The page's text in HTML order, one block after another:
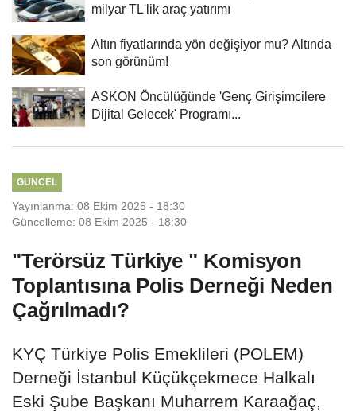
milyar TL'lik araç yatırımı
Altın fiyatlarında yön değişiyor mu? Altında
son görünüm!
ASKON Öncülüğünde 'Genç Girişimcilere
Dijital Gelecek' Programı...
GÜNCEL
Yayınlanma: 08 Ekim 2025 - 18:30
Güncelleme: 08 Ekim 2025 - 18:30
"Terörsüz Türkiye " Komisyon
Toplantısına Polis Derneği Neden
Çağrılmadı?
KYÇ Türkiye Polis Emeklileri (POLEM)
Derneği İstanbul Küçükçekmece Halkalı
Eski Şube Başkanı Muharrem Karaağaç,